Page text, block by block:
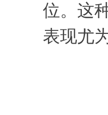
位。这
表现尤